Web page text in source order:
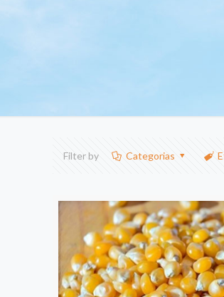
Filter by Categorias